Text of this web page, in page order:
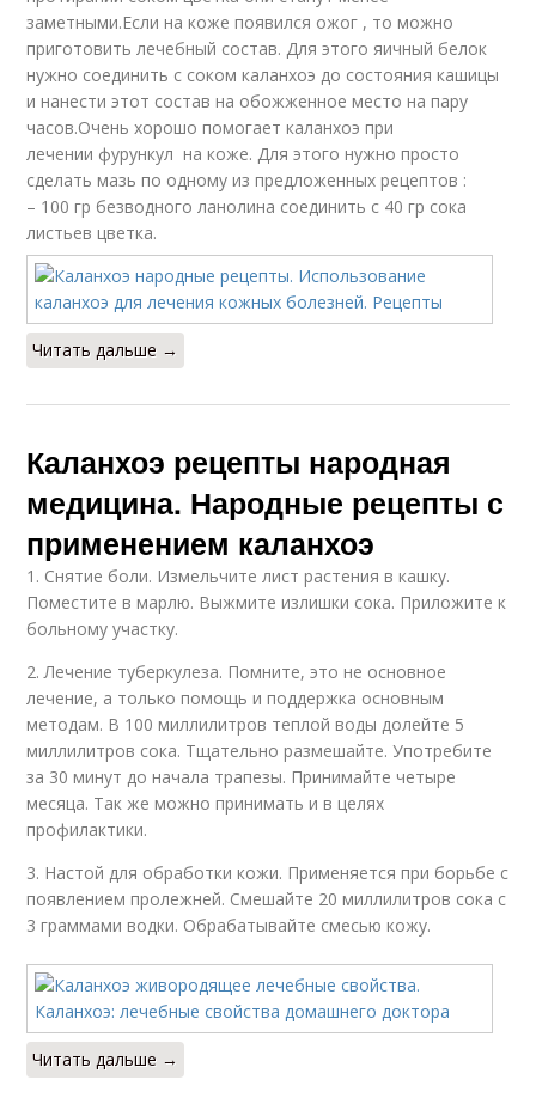
заметными.Если на коже появился ожог , то можно
приготовить лечебный состав. Для этого яичный белок
нужно соединить с соком каланхоэ до состояния кашицы
и нанести этот состав на обожженное место на пару
часов.Очень хорошо помогает каланхоэ при
лечении фурункул на коже. Для этого нужно просто
сделать мазь по одному из предложенных рецептов :
– 100 гр безводного ланолина соединить с 40 гр сока
листьев цветка.
Читать дальше →
Каланхоэ рецепты народная
медицина. Народные рецепты с
применением каланхоэ
1. Снятие боли. Измельчите лист растения в кашку.
Поместите в марлю. Выжмите излишки сока. Приложите к
больному участку.
2. Лечение туберкулеза. Помните, это не основное
лечение, а только помощь и поддержка основным
методам. В 100 миллилитров теплой воды долейте 5
миллилитров сока. Тщательно размешайте. Употребите
за 30 минут до начала трапезы. Принимайте четыре
месяца. Так же можно принимать и в целях
профилактики.
3. Настой для обработки кожи. Применяется при борьбе с
появлением пролежней. Смешайте 20 миллилитров сока с
3 граммами водки. Обрабатывайте смесью кожу.
Читать дальше →